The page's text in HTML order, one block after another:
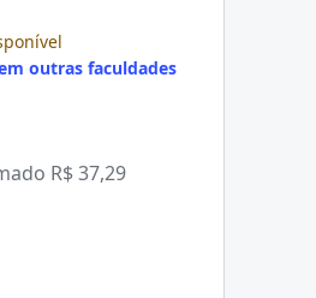
outras faculdades
R$ 37,29